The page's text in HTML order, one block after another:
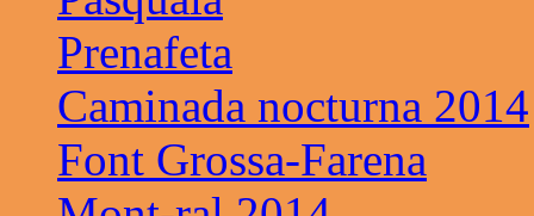
Prenafeta
Caminada nocturna 2014
Font Grossa-Farena